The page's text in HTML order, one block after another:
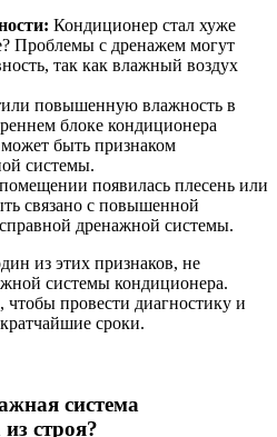
Кондиционер стал хуже
Проблемы с дренажем могут
так как влажный воздух
повышенную влажность в
блоке кондиционера
быть признаком
системы.
появилась плесень или
связано с повышенной
дренажной системы.
из этих признаков, не
системы кондиционера.
чтобы провести диагностику и
сроки.
система
строя?